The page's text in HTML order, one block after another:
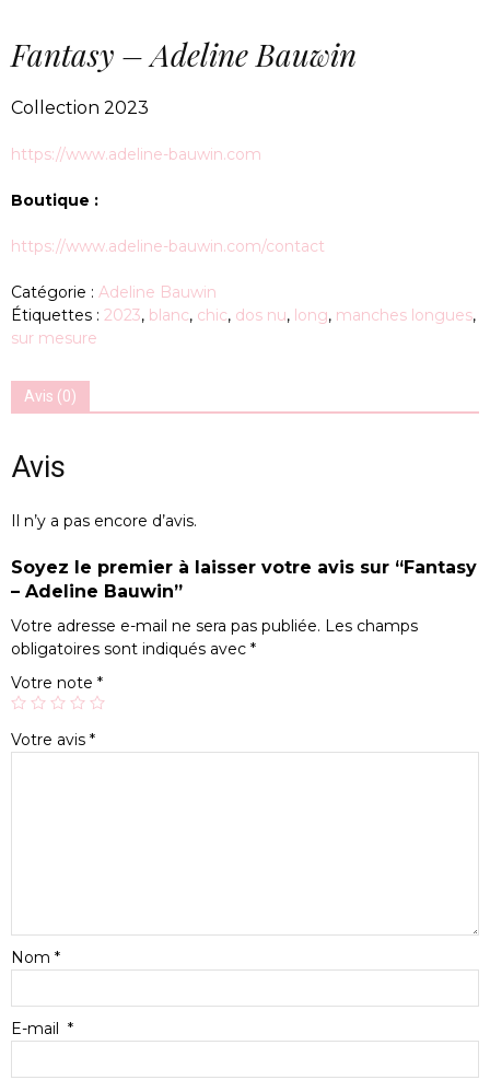
Fantasy – Adeline Bauwin
Collection 2023
https://www.adeline-bauwin.com
Boutique :
https://www.adeline-bauwin.com/contact
Catégorie : Adeline Bauwin
Étiquettes : 2023, blanc, chic, dos nu, long, manches longues,
sur mesure
Avis (0)
Avis
Il n’y a pas encore d’avis.
Soyez le premier à laisser votre avis sur “Fantasy
– Adeline Bauwin”
Votre adresse e-mail ne sera pas publiée. Les champs
obligatoires sont indiqués avec *
Votre note *
Votre avis *
Nom *
E-mail *